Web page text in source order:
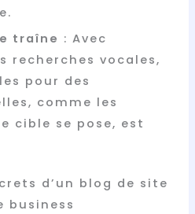
traîne : Avec
recherches vocales,
pour des
comme les
cible se pose, est
d’un blog de site
business